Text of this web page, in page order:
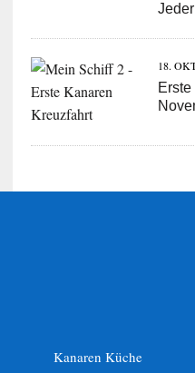
18.
Kanaren Küche